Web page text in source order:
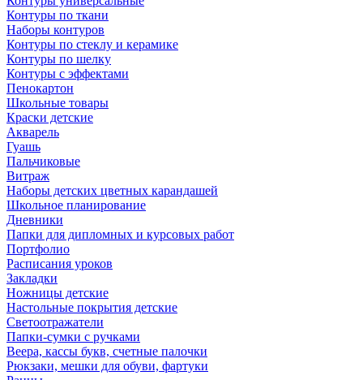
Контуры по ткани
Наборы контуров
Контуры по стеклу и керамике
Контуры по шелку
Контуры с эффектами
Пенокартон
Школьные товары
Краски детские
Акварель
Гуашь
Пальчиковые
Витраж
Наборы детских цветных карандашей
Школьное планирование
Дневники
Папки для дипломных и курсовых работ
Портфолио
Расписания уроков
Закладки
Ножницы детские
Настольные покрытия детские
Светоотражатели
Папки-сумки с ручками
Веера, кассы букв, счетные палочки
Рюкзаки, мешки для обуви, фартуки